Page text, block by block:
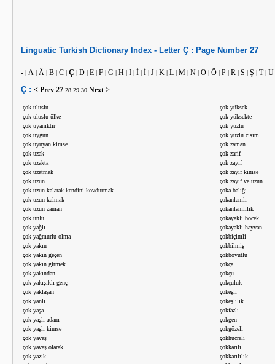
Linguatic Turkish Dictionary Index - Letter Ç : Page Number 27
- | A | Â | B | C | Ç | D | E | F | G | H | I | İ | Ì | J | K | L | M | N | O | Ö | P | R | S | Ş | T| U
Ç : < Prev 27 28 29 30 Next >
çok uluslu
çok uluslu ülke
çok uyanıktır
çok uygun
çok uyuyan kimse
çok uzak
çok uzakta
çok uzatmak
çok uzun
çok uzun kalarak kendini kovdurmak
çok uzun kalmak
çok uzun zaman
çok ünlü
çok yağlı
çok yağmurlu olma
çok yakın
çok yakın geçen
çok yakın gitmek
çok yakından
çok yakışıklı genç
çok yaklaşan
çok yanlı
çok yaşa
çok yaşlı adam
çok yaşlı kimse
çok yavaş
çok yavaş olarak
çok yazık
çok yüksek
çok yüksekte
çok yüzlü
çok yüzlü cisim
çok zaman
çok zarif
çok zayıf
çok zayıf kimse
çok zayıf ve uzun
çoka balığı
çokanlamlı
çokanlamlılık
çokayaklı böcek
çokayaklı hayvan
çokbiçimli
çokbilmiş
çokboyutlu
çokça
çokçu
çokçuluk
çokeşli
çokeşlilik
çokfazlı
çokgen
çokgözeli
çokhücreli
çokkarılı
çokkarılılık